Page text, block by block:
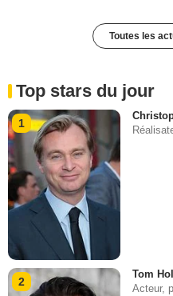
Toutes les
Top stars du jour
1
2
Tom
Acteur,